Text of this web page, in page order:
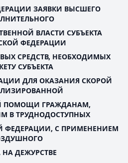
ЗАЯВКИ ВЫСШЕГО
ВЛАСТИ СУБЪЕКТА
ФЕДЕРАЦИИ
СРЕДСТВ, НЕОБХОДИМЫХ
СУБЪЕКТА
ДЛЯ ОКАЗАНИЯ СКОРОЙ
ПОМОЩИ ГРАЖДАНАМ,
В ТРУДНОДОСТУПНЫХ
ФЕДЕРАЦИИ, С ПРИМЕНЕНИЕМ
ДЕЖУРСТВЕ